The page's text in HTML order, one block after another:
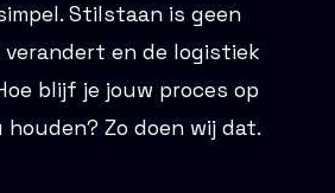
Stilstaan is geen
verandert en de logistiek
blijf je jouw proces op
houden? Zo doen wij dat.